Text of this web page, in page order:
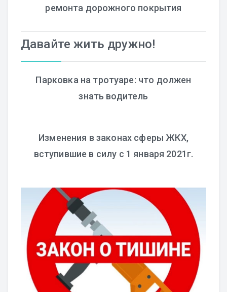
ремонта дорожного покрытия
Давайте жить дружно!
Парковка на тротуаре: что должен
знать водитель
Изменения в законах сферы ЖКХ,
вступившие в силу с 1 января 2021г.